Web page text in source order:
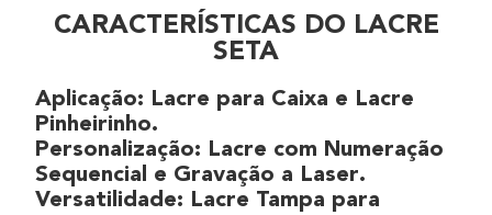
CARACTERÍSTICAS DO LACRE
SETA
Aplicação: Lacre para Caixa e Lacre
Pinheirinho.
Personalização: Lacre com Numeração
Sequencial e Gravação a Laser.
Versatilidade: Lacre Tampa para